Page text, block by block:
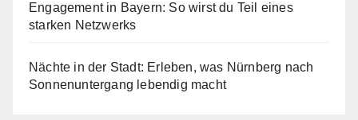
Engagement in Bayern: So wirst du Teil eines
starken Netzwerks
Nächte in der Stadt: Erleben, was Nürnberg nach
Sonnenuntergang lebendig macht